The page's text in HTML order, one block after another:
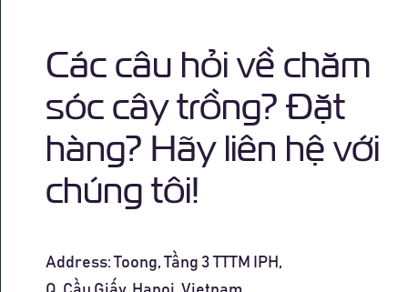
Các câu hỏi về chăm
sóc cây trồng? Đặt
hàng? Hãy liên hệ với
chúng tôi!
Address: Toong, Tầng 3 TTTM
IPH,